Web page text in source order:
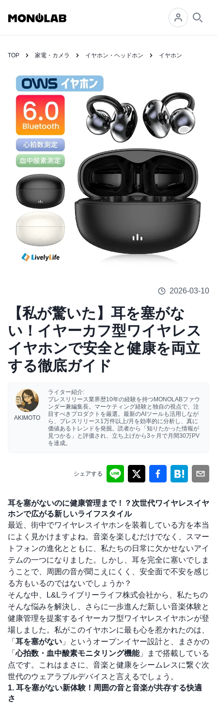
TOP 家電・カメラ イヤホン・ヘッドホン イヤホン
2026-03-10
【私が驚いた】耳を塞がな
い！イヤーカフ型ワイヤレス
イヤホンで安全と健康を両立
する徹底ガイド
AKIMOTO
ライター紹介:
プレスリリース業界歴10年の経験を持つMONOLABファウ
ンダー兼編集長。マーケティング経験と独自の視点で、注
目すべきプロダクトを厳選。最新のAIツールも活用しなが
ら、プレスリリース1万件以上/月を効率的に分析し、真に
価値あるトレンドを発掘。読者から「知りたかった情報が
見つかる」と評価され、立ち上げから3ヶ月で月間30万PV
を達成。
シェアする
耳を塞がないのに健康管理まで！？次世代ワイヤレスイヤ
ホンで広がる新しいライフスタイル
最近、街中でワイヤレスイヤホンを装着している方を本当
によく見かけますよね。音楽を楽しむだけでなく、スマー
トフォンの進化とともに、私たちの日常に欠かせないアイ
テムの一つになりました。しかし、耳を完全に塞いでしま
うことで、周囲の音が聞こえにくく、安全面で不安を感じ
る方もいるのではないでしょうか？
そんな中、L&Lライブリーライフ株式会社から、私たちの
そんな悩みを解決し、さらに一歩進んだ新しい音楽体験と
健康管理を提案するイヤーカフ型ワイヤレスイヤホンが登
場しました。私がこのイヤホンに最も心を惹かれたのは、
「 耳を塞がない 」というオープンイヤー設計と、まさかの
「心拍数・血中酸素モニタリング機能」まで搭載している
点です。これはまさに、音楽と健康をシームレスに繋ぐ次
世代のウェアラブルデバイスと言えるでしょう。
1. 耳を塞がない新体験！周囲の音と音楽が共存する快適
さ